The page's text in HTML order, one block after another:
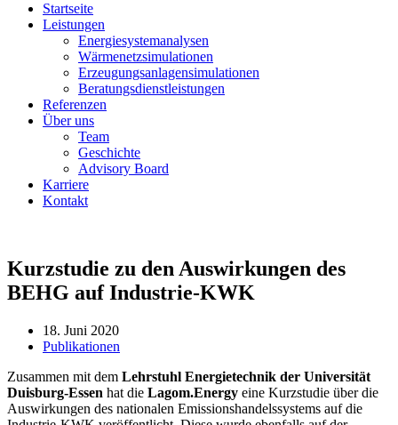
Startseite
Leistungen
Energiesystemanalysen
Wärmenetzsimulationen
Erzeugungsanlagensimulationen
Beratungsdienstleistungen
Referenzen
Über uns
Team
Geschichte
Advisory Board
Karriere
Kontakt
Kurzstudie zu den Auswirkungen des
BEHG auf Industrie-KWK
18. Juni 2020
Publikationen
Zusammen mit dem Lehrstuhl Energietechnik der Universität
Duisburg-Essen hat die Lagom.Energy eine Kurzstudie über die
Auswirkungen des nationalen Emissionshandelssystems auf die